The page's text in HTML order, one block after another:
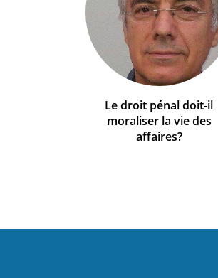
Le droit pénal doit-il
moraliser la vie des
affaires?